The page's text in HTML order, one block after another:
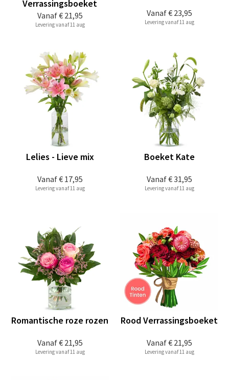
Vanaf€ 21,95
Verrassingsboeket
Levering vanaf 11 aug
Vanaf€ 23,95
Levering vanaf 11 aug
Vanaf€ 17,95
Lelies - Lieve mix
Levering vanaf 11 aug
Vanaf€ 31,95
Boeket Kate
Levering vanaf 11 aug
Vanaf€ 21,95
Romantische roze rozen
Levering vanaf 11 aug
Vanaf€ 21,95
Rood Verrassingsboeket
Levering vanaf 11 aug